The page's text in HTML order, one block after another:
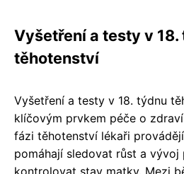
Vyšetření a testy v 18.
těhotenství
Vyšetření a testy v 18. týdnu
klíčovým prvkem péče o
fázi těhotenství lékaři
pomáhají sledovat růst a vývoj
kontrolovat stav matky. Mezi